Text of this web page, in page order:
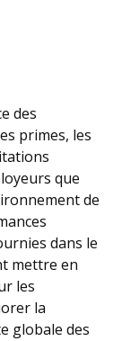
des
primes, les
que
de
dans le
mettre en
les
la
globale des